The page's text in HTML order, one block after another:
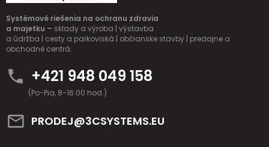
Systémové riešenia na ochranu zdravia
a majetku – sklady a výroba | výstavba
a údržba | cesty a parkoviská | občianske stavby | predajne a
obchodné centrá.
+421 948 049 158
(Po-Pia, 8-16:00 hod.)
PRODEJ@3CSYSTEMS.EU